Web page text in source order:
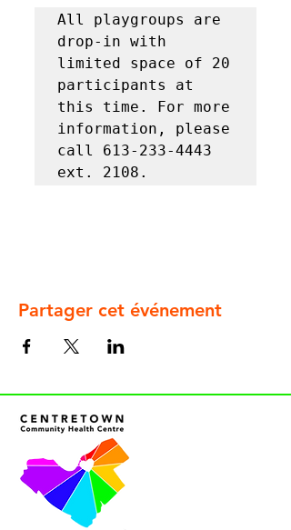
All playgroups are
drop-in with
limited space of 20
participants at
this time. For more
information, please
call 613-233-4443
ext. 2108.
Partager cet événement